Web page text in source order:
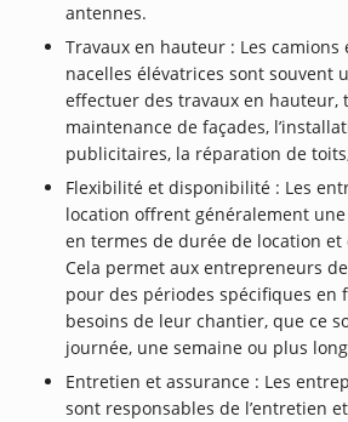
antennes.
Travaux en hauteur : Les camions
nacelles élévatrices sont souvent
effectuer des travaux en hauteur,
maintenance de façades,
publicitaires, la réparation de
Flexibilité et disponibilité : Les
location offrent généralement
en termes de durée de location
Cela permet aux entrepreneurs
pour des périodes spécifiques en
besoins de leur chantier, que ce
journée, une semaine ou plus
Entretien et assurance : Les
sont responsables de l’entretien